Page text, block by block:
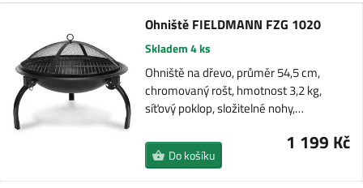
Ohniště FIELDMANN FZG 1020
Skladem 4 ks
Ohniště na dřevo, průměr 54,5 cm,
chromovaný rošt, hmotnost 3,2 kg,
síťový poklop, složitelné nohy,…
1 199 Kč
Do košíku